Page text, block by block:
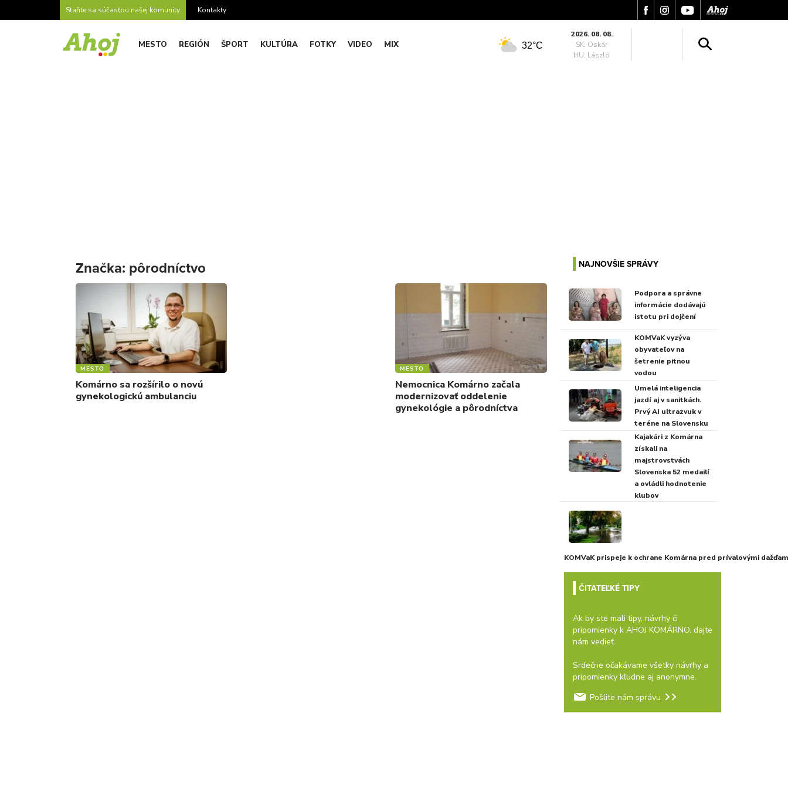
Staňte sa súčasťou našej komunity Kontakty
MESTO REGIÓN ŠPORT KULTÚRA FOTKY VIDEO MIX 32°C
2026. 08. 08.
SK: Oskár
HU: László
Značka: pôrodníctvo
MESTO
Komárno sa rozšírilo o novú
gynekologickú ambulanciu
MESTO
Nemocnica Komárno začala
modernizovať oddelenie
gynekológie a pôrodníctva
NAJNOVŠIE SPRÁVY
Podpora a správne
informácie dodávajú
istotu pri dojčení
KOMVaK vyzýva
obyvateľov na
šetrenie pitnou
vodou
Umelá inteligencia
jazdí aj v sanitkách.
Prvý AI ultrazvuk v
teréne na Slovensku
Kajakári z Komárna
získali na
majstrovstvách
Slovenska 52 medailí
a ovládli hodnotenie
klubov
KOMVaK prispeje k ochrane Komárna pred prívalovými
ČITATEĽKÉ TIPY
Ak by ste mali tipy, návrhy či
pripomienky k AHOJ KOMÁRNO, dajte
nám vedieť.
Srdečne očakávame všetky návrhy a
pripomienky kľudne aj anonymne.
Pošlite nám správu